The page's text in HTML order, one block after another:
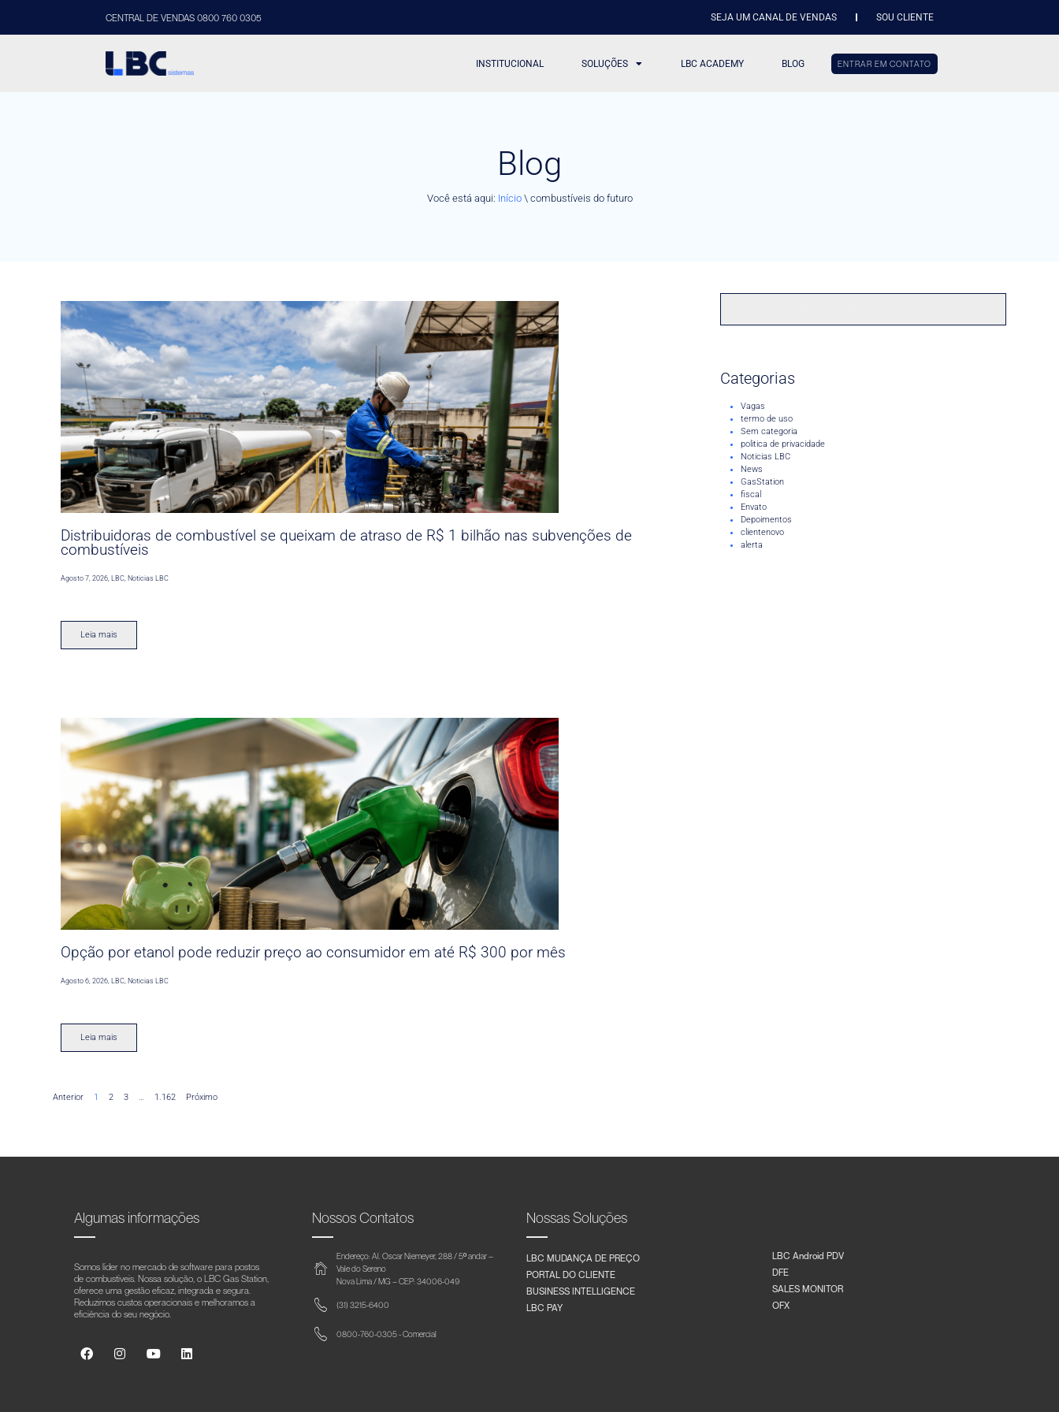
CENTRAL DE VENDAS 0800 760 0305 SEJA UM CANAL DE VENDAS SOU CLIENTE
INSTITUCIONAL SOLUÇÕES LBC ACADEMY BLOG ENTRAR EM CONTATO
Blog
Você está aqui: Início\ combustíveis do futuro
Distribuidoras de combustível se queixam de atraso de R$ 1 bilhão nas subvenções de
combustíveis
Agosto 7, 2026,LBC,Noticias LBC
Leia mais
Opção por etanol pode reduzir preço ao consumidor em até R$ 300 por mês
Agosto 6, 2026 ,LBC Noticias LBC
Leia mais
Anterior 1 2 3 … 1.162 Próximo
Categorias
Vagas
termo de uso
Sem categoria
politica de privacidade
Noticias LBC
News
GasStation
fiscal
Envato
Depoimentos
clientenovo
alerta
Algumas informações
Somos líder no mercado de software para postos
de combustíveis. Nossa solução, o LBC Gas Station,
oferece uma gestão eficaz, integrada e segura.
Reduzimos custos operacionais e melhoramos a
eficiência do seu negócio.
Nossos Contatos
Endereço: Al. Oscar Niemeyer, 288 / 5º andar –
Vale do Sereno
Nova Lima / MG – CEP: 34006-049
(31) 3215-6400
0800-760-0305 - Comercial
Nossas Soluções
LBC MUDANÇA DE PREÇO
PORTAL DO CLIENTE
BUSINESS INTELLIGENCE
LBC PAY
LBC Android PDV
DFE
SALES MONITOR
OFX